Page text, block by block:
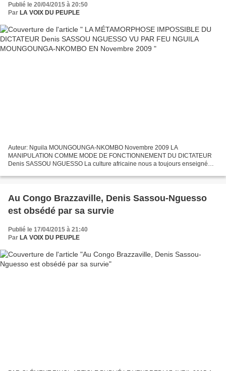
Publié le 20/04/2015 à 20:50
Par LA VOIX DU PEUPLE
Auteur: Nguila MOUNGOUNGA-NKOMBO Novembre 2009 LA
MANIPULATION COMME MODE DE FONCTIONNEMENT DU DICTATEUR
Denis SASSOU NGUESSO La culture africaine nous a toujours enseigné
transformera...
Au Congo Brazzaville, Denis Sassou-Nguesso
est obsédé par sa survie
Publié le 17/04/2015 à 21:40
Par LA VOIX DU PEUPLE